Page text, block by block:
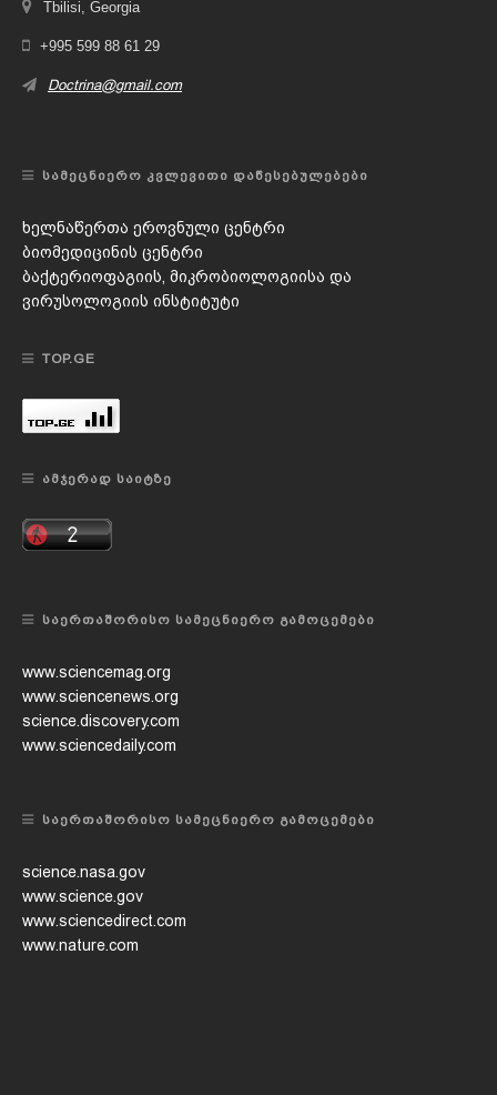
Tbilisi, Georgia
+995 599 88 61 29
Doctrina@gmail.com
ᲡᲐᲛᲔᲪᲜᲘᲔᲠᲝ ᲙᲕᲚᲔᲕᲘᲗᲘ ᲓᲐᲬᲔᲡᲔᲑᲣᲚᲔᲑᲔᲑᲘ
ხელნაწერთა ეროვნული ცენტრი
ბიომედიცინის ცენტრი
ბაქტერიოფაგიის, მიკრობიოლოგიისა და
ვირუსოლოგიის ინსტიტუტი
TOP.GE
ᲐᲛᲯᲔᲠᲐᲓ ᲡᲐᲘᲢᲖᲔ
ᲡᲐᲔᲠᲗᲐᲨᲝᲠᲘᲡᲝ ᲡᲐᲛᲔᲪᲜᲘᲔᲠᲝ ᲒᲐᲛᲝᲪᲔᲛᲔᲑᲘ
www.sciencemag.org
www.sciencenews.org
science.discovery.com
www.sciencedaily.com
ᲡᲐᲔᲠᲗᲐᲨᲝᲠᲘᲡᲝ ᲡᲐᲛᲔᲪᲜᲘᲔᲠᲝ ᲒᲐᲛᲝᲪᲔᲛᲔᲑᲘ
science.nasa.gov
www.science.gov
www.sciencedirect.com
www.nature.com